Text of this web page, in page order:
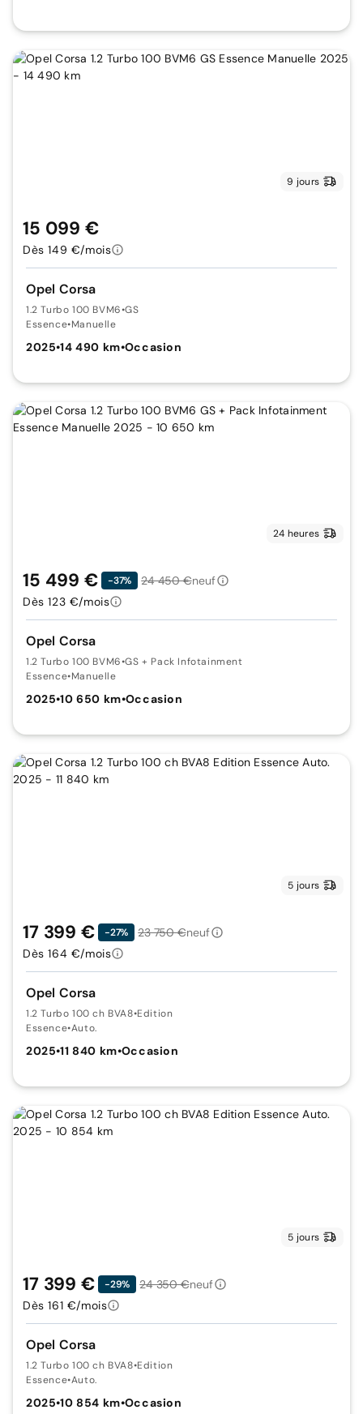
9 jours
Opel Corsa
1.2 Turbo 100 BVM6•GS
Essence•Manuelle
2025•14 490 km•Occasion
15 099 €
Dès 149 €/mois
24 heures
Opel Corsa
1.2 Turbo 100 BVM6•GS + Pack Infotainment
Essence•Manuelle
2025•10 650 km•Occasion
15 499 € -37% 24 450 €neuf
Dès 123 €/mois
5 jours
Opel Corsa
1.2 Turbo 100 ch BVA8•Edition
Essence•Auto.
2025•11 840 km•Occasion
17 399 € -27% 23 750 €neuf
Dès 164 €/mois
5 jours
Opel Corsa
1.2 Turbo 100 ch BVA8•Edition
Essence•Auto.
2025•10 854 km•Occasion
17 399 € -29% 24 350 €neuf
Dès 161 €/mois